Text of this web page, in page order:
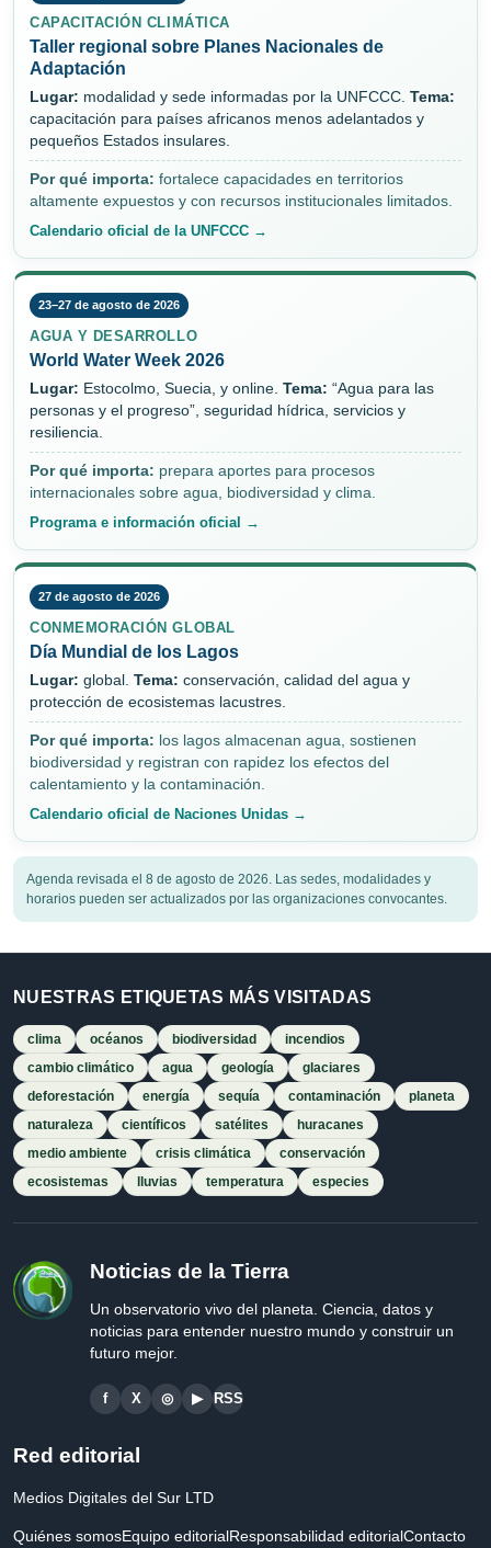
CAPACITACIÓN CLIMÁTICA
Taller regional sobre Planes Nacionales de
Adaptación
Lugar: modalidad y sede informadas por la UNFCCC. Tema:
capacitación para países africanos menos adelantados y
pequeños Estados insulares.
Por qué importa: fortalece capacidades en territorios
altamente expuestos y con recursos institucionales limitados.
Calendario oficial de la UNFCCC →
23–27 de agosto de 2026
AGUA Y DESARROLLO
World Water Week 2026
Lugar: Estocolmo, Suecia, y online. Tema: “Agua para las
personas y el progreso”, seguridad hídrica, servicios y
resiliencia.
Por qué importa: prepara aportes para procesos
internacionales sobre agua, biodiversidad y clima.
Programa e información oficial →
27 de agosto de 2026
CONMEMORACIÓN GLOBAL
Día Mundial de los Lagos
Lugar: global. Tema: conservación, calidad del agua y
protección de ecosistemas lacustres.
Por qué importa: los lagos almacenan agua, sostienen
biodiversidad y registran con rapidez los efectos del
calentamiento y la contaminación.
Calendario oficial de Naciones Unidas →
Agenda revisada el 8 de agosto de 2026. Las sedes, modalidades y
horarios pueden ser actualizados por las organizaciones convocantes.
NUESTRAS ETIQUETAS MÁS VISITADAS
clima océanos biodiversidad
incendios
cambio climático
agua geología
glaciares
deforestación
energía sequía contaminación
planeta
naturaleza
científicos satélites
huracanes
medio ambiente
crisis climática
conservación
ecosistemas
lluvias temperatura especies
Noticias de la Tierra
Un observatorio vivo del planeta. Ciencia, datos y
noticias para entender nuestro mundo y construir un
futuro mejor.
f X ◎ ▶ RSS
Red editorial
Medios Digitales del Sur LTD
Quiénes somosEquipo editorialResponsabilidad editorialContacto